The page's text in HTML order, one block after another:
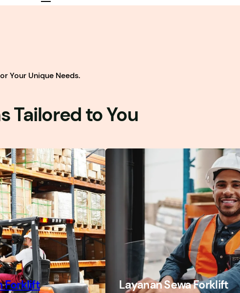
Your Unique Needs.
Tailored to You
Forklift Layanan Sewa Forklift